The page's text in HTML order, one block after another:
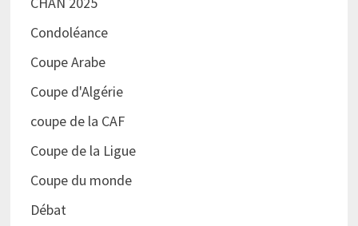
Condoléance
Coupe Arabe
Coupe d'Algérie
coupe de la CAF
Coupe de la Ligue
Coupe du monde
Débat